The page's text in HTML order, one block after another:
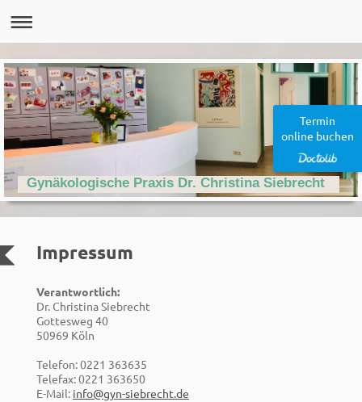
Gynäkologische Praxis Dr. Christina Siebrecht
Impressum
Verantwortlich:
Dr. Christina Siebrecht
Gottesweg 40
50969 Köln
Telefon: 0221 363635
Telefax: 0221 363650
E-Mail: info@gyn-siebrecht.de
Termin
online buchen